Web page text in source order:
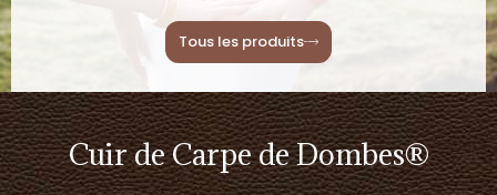
Tous les produits
Cuir de Carpe de Dombes®